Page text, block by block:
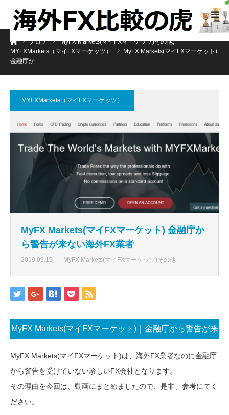
ホームブログ MyFX Markets(マイFXマーケッツ)その他,
MYFXMarkets（マイFXマーケッツ）
MyFX Markets(マイFXマーケット)
金融庁か…
MYFXMarkets（マイFXマーケッツ）
MyFX Markets(マイFXマーケット) 金融庁か
ら警告が来ない海外FX業者
2019.09.19 MyFX Markets(マイFXマーケッツ)その他
MyFX Markets(マイFXマーケット)｜金融庁から警告が来
MyFX Markets(マイFXマーケット)は、海外FX業者なのに金融庁
から警告を受けていない珍しいFX会社となります。
その理由を今回は、動画にまとめましたので、是非、参考にてく
ださい。